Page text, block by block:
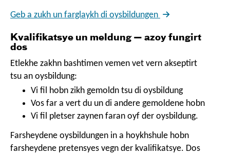
Geb a zukh un farglaykh di oysbildungen
Kvalifikatsye un meldung — azoy fungirt
dos
Etlekhe zakhn bashtimen vemen vet vern akseptirt
tsu an oysbildung:
Vi fil hobn zikh gemoldn tsu di oysbildung
Vos far a vert du un di andere gemoldene hobn
Vi fil pletser zaynen faran oyf der oysbildung.
Farsheydene oysbildungen in a hoykhshule hobn
farsheydene pretensyes vegn der kvalifikatsye. Dos